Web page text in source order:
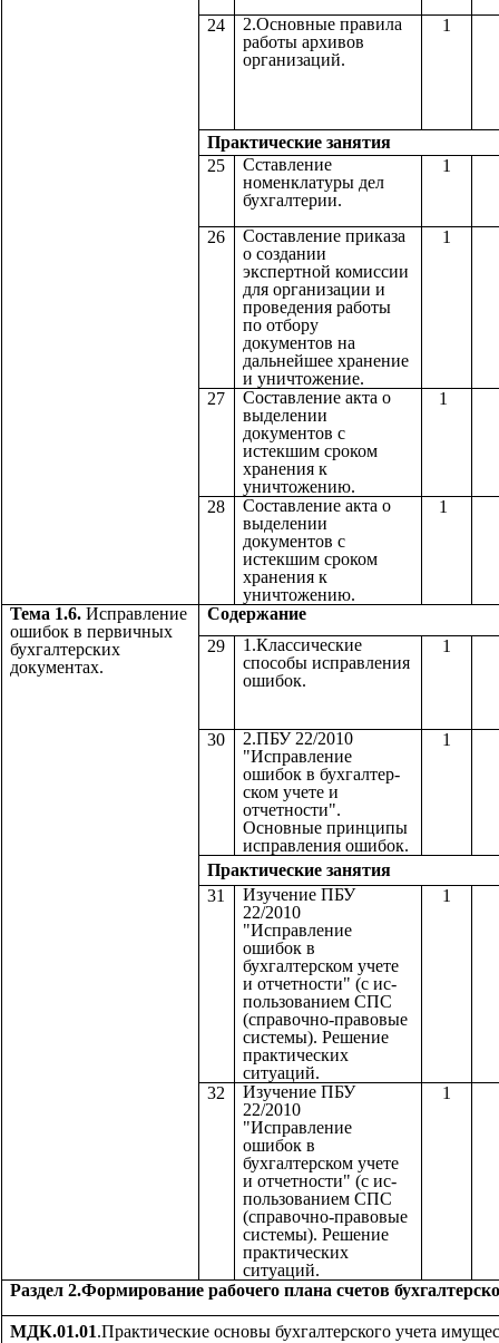
24
2.Основные правила
работы архивов
организаций.
1
Практические
25
Сставление
номенклатуры дел
бухгалтерии.
1
26
Составление приказа
о создании
экспертной комиссии
для организации и
проведения работы
по отбору
документов на
дальнейшее хранение
и уничтожение.
1
27
Составление акта о
выделении
документов с
истекшим сроком
хранения к
уничтожению.
1
28
Составление акта о
выделении
документов с
истекшим сроком
хранения к
уничтожению.
1
Тема 1.6. Исправление
ошибок в первичных
бухгалтерских
документах.
29
1.Классические
способы исправления
ошибок.
1
30
2.ПБУ 22/2010
"Исправление
ошибок в бухгалтер-
ском учете и
отчетности".
Основные принципы
исправления ошибок.
1
Практические
31
Изучение ПБУ
22/2010
"Исправление
ошибок в
бухгалтерском учете
и отчетности" (с ис-
пользованием СПС
(справочно-правовые
системы). Решение
практических
ситуаций.
1
32
Изучение ПБУ
22/2010
"Исправление
ошибок в
бухгалтерском учете
и отчетности" (с ис-
пользованием СПС
(справочно-правовые
системы). Решение
практических
ситуаций.
1
Раздел 2.Формирование рабочего плана счетов
МДК.01.01.Практические основы бухгалтерского учета